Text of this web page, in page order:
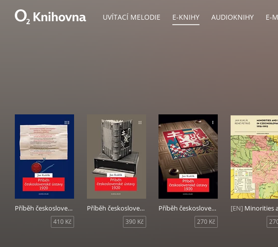
UVÍTACÍ MELODIE E-KNIHY AUDIOKNIHY E-
Příběh československé ústavy 1920 III
410 Kč
Příběh československé ústavy 1920 II
390 Kč
Příběh československé ústavy 1920 I
270 Kč
[EN]Minorities and Law in Czechoslovakia,